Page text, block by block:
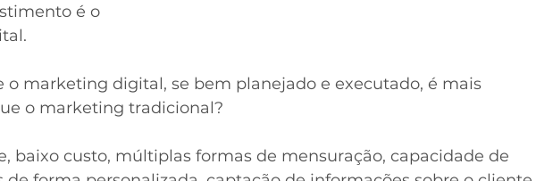
é o
o marketing digital, se bem planejado e executado, é mais
o marketing tradicional?
baixo custo, múltiplas formas de mensuração, capacidade de